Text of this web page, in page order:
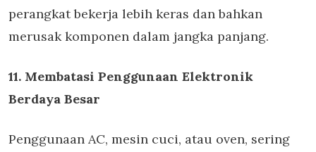
perangkat bekerja lebih keras dan bahkan
merusak komponen dalam jangka panjang.
11. Membatasi Penggunaan Elektronik
Berdaya Besar
Penggunaan AC, mesin cuci, atau oven, sering